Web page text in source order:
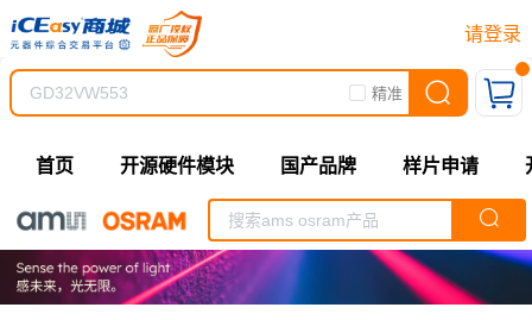
请登录
精准
首页 开源硬件模块 国产品牌 样片申请